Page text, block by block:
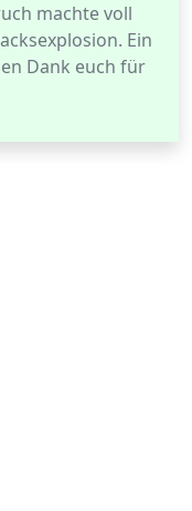
machte voll
Ein
Dank euch für